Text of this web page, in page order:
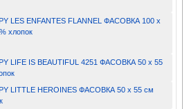
LES ENFANTES FLANNEL ФАСОВКА 100 x
хлопок
LIFE IS BEAUTIFUL 4251 ФАСОВКА 50 x 55
LITTLE HEROINES ФАСОВКА 50 x 55 см